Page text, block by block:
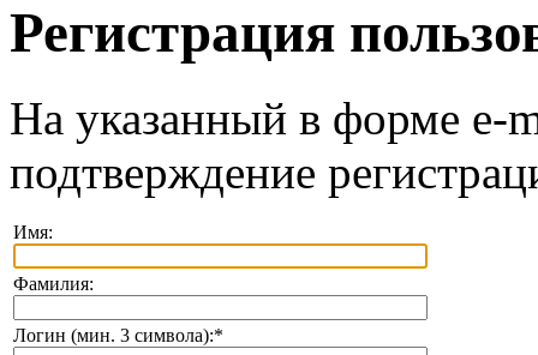
Регистрация
На указанный в форме e-
подтверждение
Имя:
Фамилия:
Логин (мин. 3 символа):*